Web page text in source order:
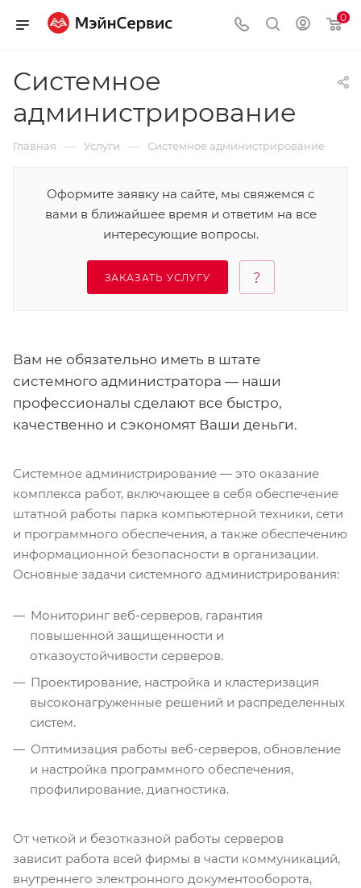
0
Системное
администрирование
Главная — Услуги — Системное администрирование
Оформите заявку на сайте, мы свяжемся с
вами в ближайшее время и ответим на все
интересующие вопросы.
ЗАКАЗАТЬ УСЛУГУ
Вам не обязательно иметь в штате
системного администратора — наши
профессионалы сделают все быстро,
качественно и сэкономят Ваши деньги.
Системное администрирование — это оказание
комплекса работ, включающее в себя обеспечение
штатной работы парка компьютерной техники, сети
и программного обеспечения, а также обеспечению
информационной безопасности в организации.
Основные задачи системного администрирования:
Мониторинг веб-серверов, гарантия
повышенной защищенности и
отказоустойчивости серверов.
Проектирование, настройка и кластеризация
высоконагруженные решений и распределенных
систем.
Оптимизация работы веб-серверов, обновление
и настройка программного обеспечения,
профилирование, диагностика.
От четкой и безотказной работы серверов
зависит работа всей фирмы в части коммуникаций,
внутреннего электронного документооборота,